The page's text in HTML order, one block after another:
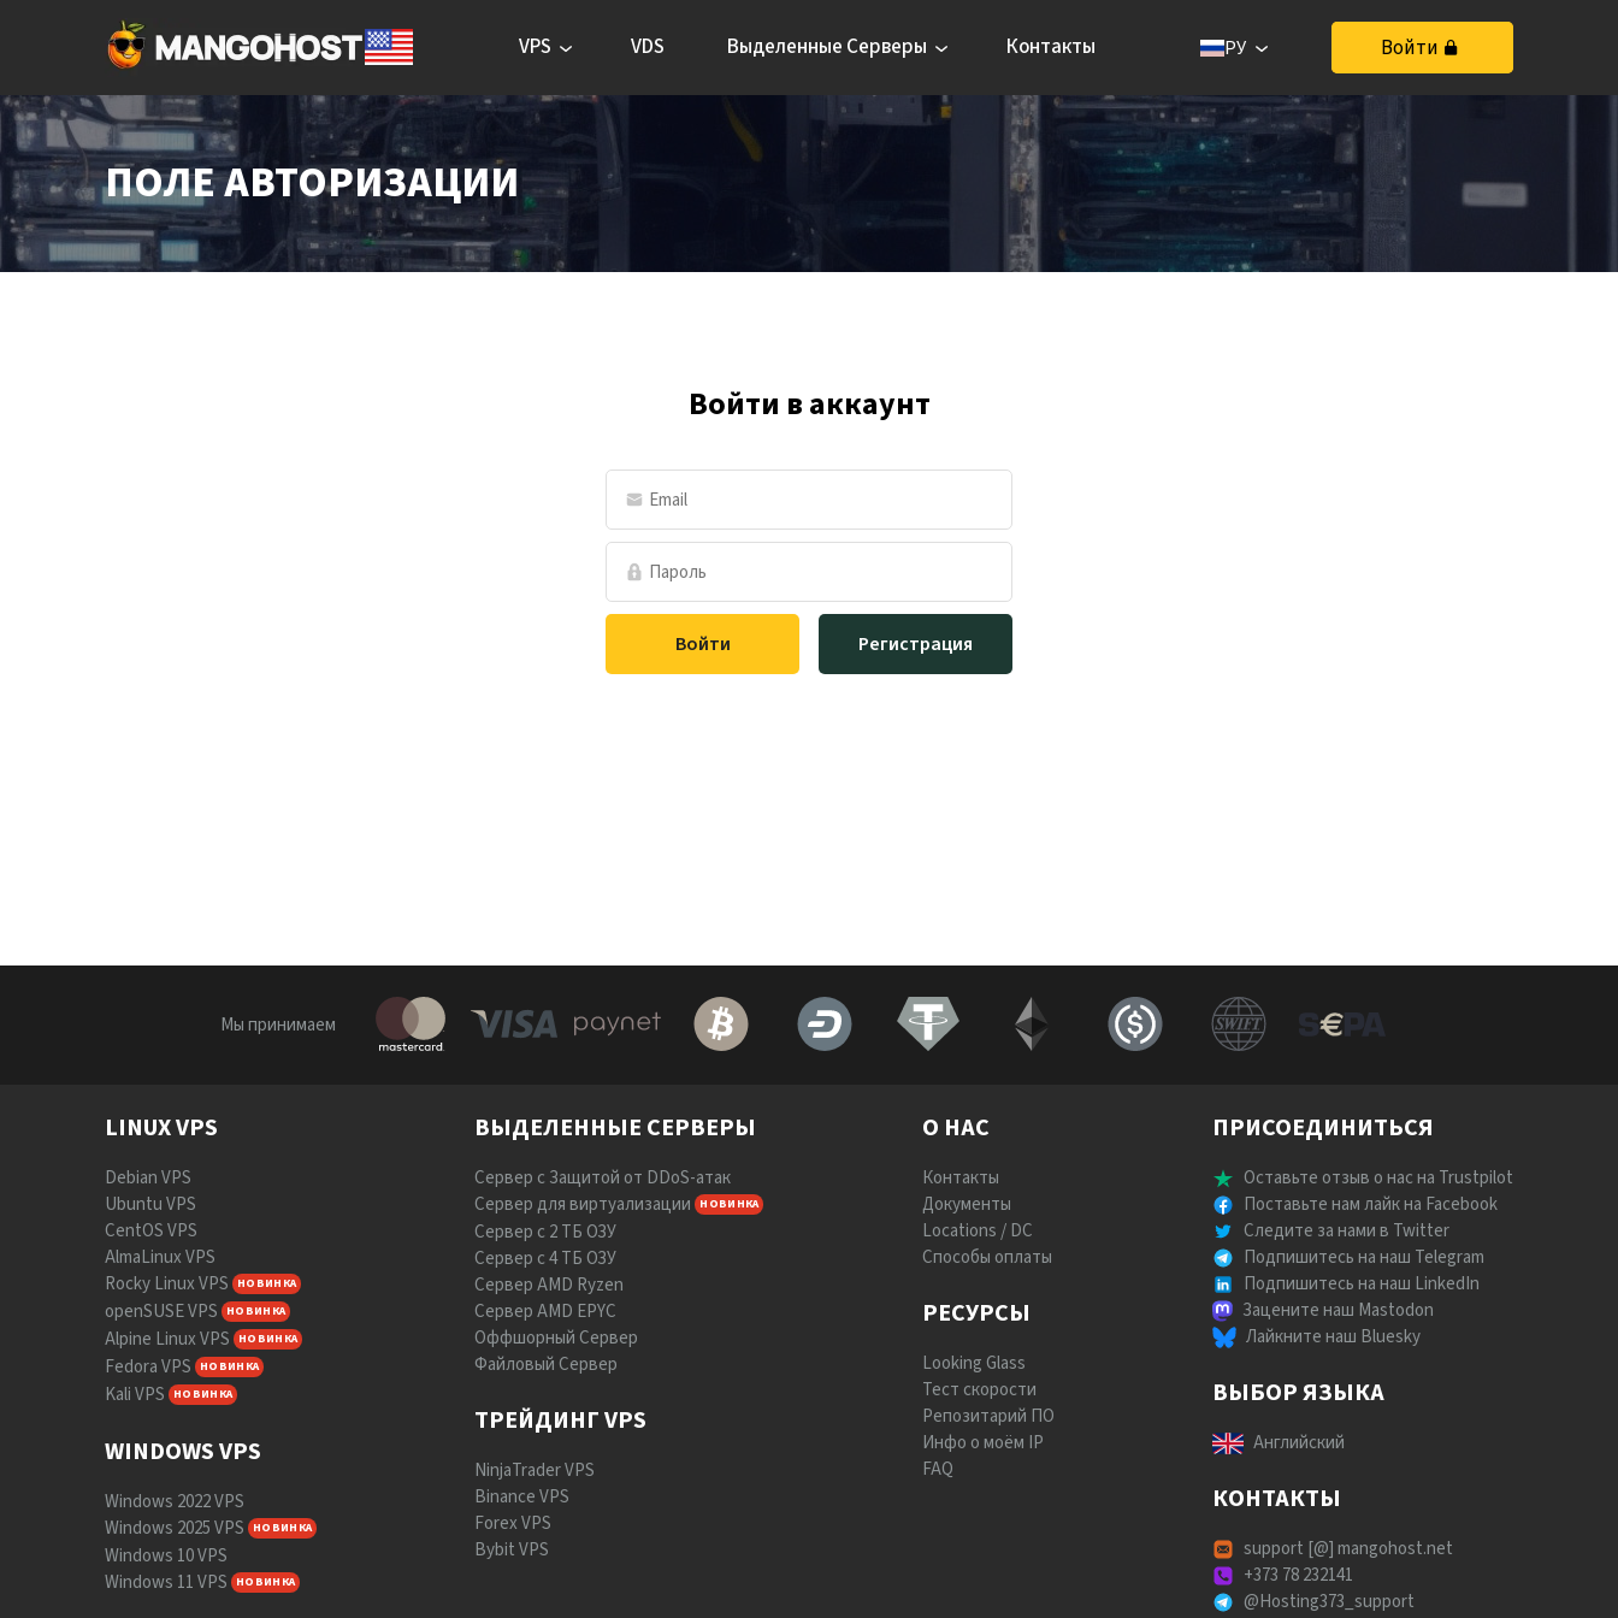
VPS VDS Выделенные Серверы Контакты РУ Войти
ПОЛЕ АВТОРИЗАЦИИ
Войти в аккаунт
Войти Регистрация
Мы принимаем
LINUX VPS
Debian VPS
Ubuntu VPS
CentOS VPS
AlmaLinux VPS
Rocky Linux VPS
НОВИНКА
openSUSE VPS НОВИНКА
Alpine Linux VPS НОВИНКА
Fedora VPS НОВИНКА
Kali VPS НОВИНКА
WINDOWS VPS
Windows 2022 VPS
Windows 2025 VPS
НОВИНКА
Windows 10 VPS
Windows 11 VPS
НОВИНКА
ВЫДЕЛЕННЫЕ СЕРВЕРЫ
Сервер с Защитой от DDoS-атак
Сервер для виртуализации
НОВИНКА
Сервер с 2 ТБ ОЗУ
Сервер с 4 ТБ ОЗУ
Сервер AMD Ryzen
Сервер AMD EPYC
Оффшорный Сервер
Файловый Сервер
ТРЕЙДИНГ VPS
NinjaTrader VPS
Binance VPS
Forex VPS
Bybit VPS
О НАС
Контакты
Документы
Locations / DC
Способы оплаты
РЕСУРСЫ
Looking Glass
Тест скорости
Репозитарий ПО
Инфо о моём IP
FAQ
ПРИСОЕДИНИТЬСЯ
Оставьте отзыв о нас на Trustpilot
Поставьте нам лайк на Facebook
Следите за нами в Twitter
Подпишитесь на наш Telegram
Подпишитесь на наш LinkedIn
Зацените наш Mastodon
Лайкните наш Bluesky
ВЫБОР ЯЗЫКА
Английский
КОНТАКТЫ
support [@] mangohost.net
+373 78 232141
@Hosting373_support